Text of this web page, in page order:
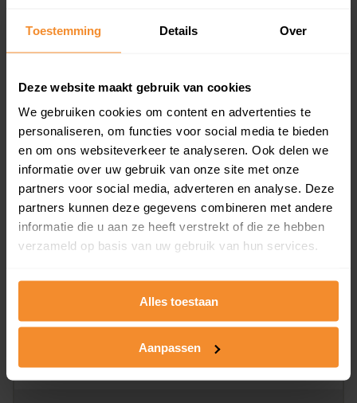
Toestemming Details Over
Deze website maakt gebruik van cookies
We gebruiken cookies om content en advertenties te
personaliseren, om functies voor social media te bieden
en om ons websiteverkeer te analyseren. Ook delen we
informatie over uw gebruik van onze site met onze
partners voor social media, adverteren en analyse. Deze
partners kunnen deze gegevens combineren met andere
informatie die u aan ze heeft verstrekt of die ze hebben
verzameld op basis van uw gebruik van hun services.
Alles toestaan
Aanpassen
en koopdatum) binnen een postcodegebied. Dit
koopsommen.
Bekijk product
Direct leverbaar
Kadastrale kaart pakket
Alleen globale ligging perceel
omliggende percelen met de kadastrale erfgrenzen,